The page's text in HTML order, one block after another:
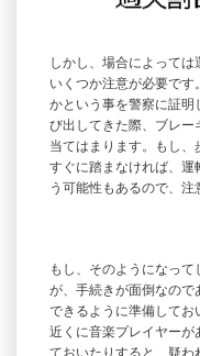
しかし、場合によっては
いくつか注意が必要で
かという事を警察に証
び出してきた際、ブレー
当てはまります。もし
すぐに踏まなければ、運
う可能性もあるので、注
もし、そのようになっ
が、手続きが面倒なので
できるように準備して
近くに音楽プレイヤー
ておいたりすると、疑わ